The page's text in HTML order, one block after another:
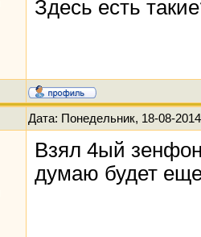
Здесь есть
Дата: Понедельник, 18-08-
Взял 4ый
думаю будет